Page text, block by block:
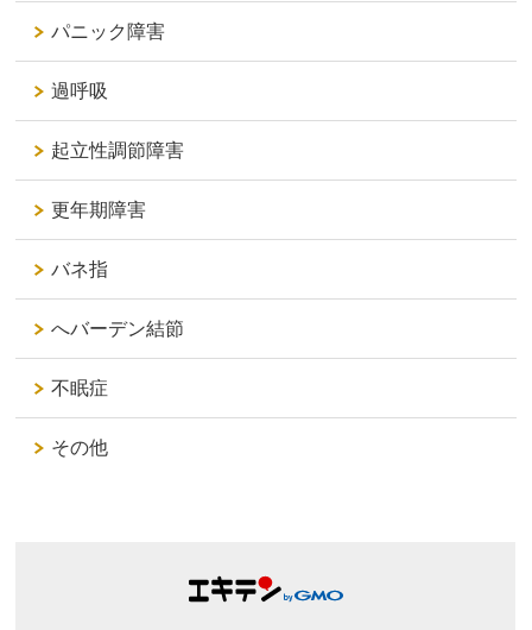
パニック障害
過呼吸
起立性調節障害
更年期障害
バネ指
へバーデン結節
不眠症
その他